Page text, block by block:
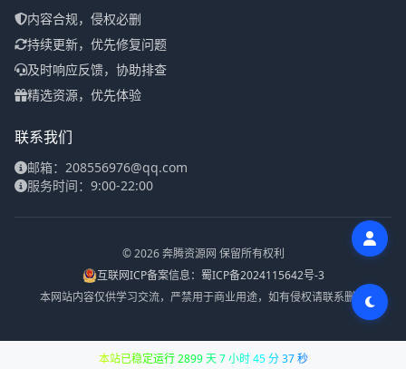
内容合规，侵权必删
持续更新，优先修复问题
及时响应反馈，协助排查
精选资源，优先体验
联系我们
邮箱：208556976@qq.com
服务时间：9:00-22:00
© 2026 奔腾资源网 保留所有权利
互联网ICP备案信息：蜀ICP备2024115642号-3
本网站内容仅供学习交流，严禁用于商业用途，如有侵权请联系删除
本站已稳定运行 2899 天 7 小时 45 分 38 秒